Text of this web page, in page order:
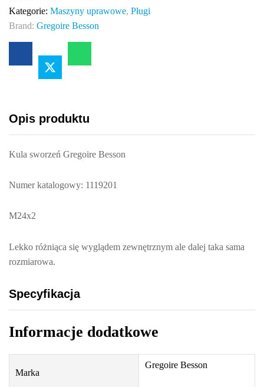
u
p
y
x
G
e
o
r
e
e
Kategorie: Maszyny uprawowe, Pługi
Brand: Gregoire Besson
Opis produktu
Kula sworzeń Gregoire Besson
Numer katalogowy: 1119201
M24x2
Lekko różniąca się wyglądem zewnętrznym ale dalej taka sama
rozmiarowa.
Specyfikacja
Informacje dodatkowe
Marka
Gregoire Besson